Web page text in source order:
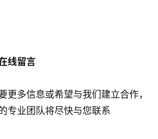
线留言
更多信息或希望与我们建立合作，
专业团队将尽快与您联系